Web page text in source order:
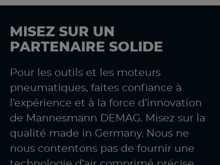
MISEZ SUR UN
PARTENAIRE SOLIDE
Pour les outils et les moteurs
pneumatiques, faites confiance à
l’expérience et à la force d’innovation
de Mannesmann DEMAG. Misez sur la
qualité made in Germany. Nous ne
nous contentons pas de fournir une